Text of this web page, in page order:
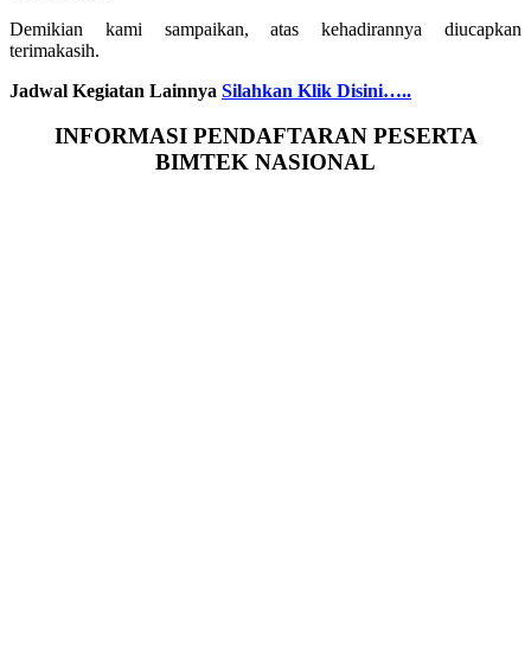
Demikian kami sampaikan, atas kehadirannya diucapkan
terimakasih.
Jadwal Kegiatan Lainnya Silahkan Klik Disini…..
INFORMASI PENDAFTARAN PESERTA
BIMTEK NASIONAL